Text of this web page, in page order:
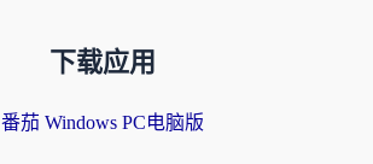
下载应用
番茄 Windows PC电脑版